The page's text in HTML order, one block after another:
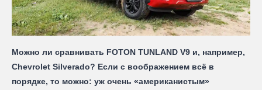
Можно ли сравнивать FOTON TUNLAND V9 и, например,
Chevrolet Silverado? Если с воображением всё в
порядке, то можно: уж очень «американистым»